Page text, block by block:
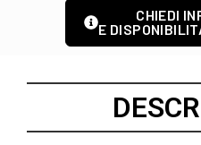
CHIEDI
E